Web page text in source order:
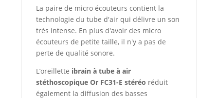
La paire de micro écouteurs contient la
technologie du tube d'air qui délivre un son
très intense. En plus d'avoir des micro
écouteurs de petite taille, il n'y a pas de
perte de qualité sonore.
L’oreillette ibrain à tube à air
stéthoscopique Or FC31-E stéréo réduit
également la diffusion des basses